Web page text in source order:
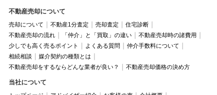
不動産売却について
売却について 不動産1分査定 売却査定
住宅診断
不動産売却の流れ
「仲介」と「買取」の違い
不動産売却時の諸費用
少しでも高く売るポイント
よくある質問
仲介手数料について
相続相談
媒介契約の種類とは
不動産売却をするならどんな業者が良い？
不動産売却価格の決め方
当社について